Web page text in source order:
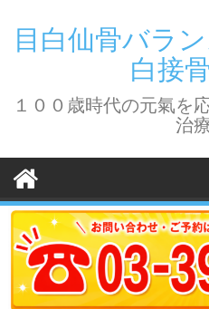
content
目白仙骨バラ
白接
１００歳時代の元氣
治